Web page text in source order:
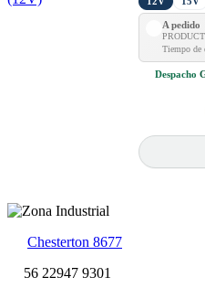
A pedido
Tiempo de
Despacho
Chesterton 8677
56 22947 9301